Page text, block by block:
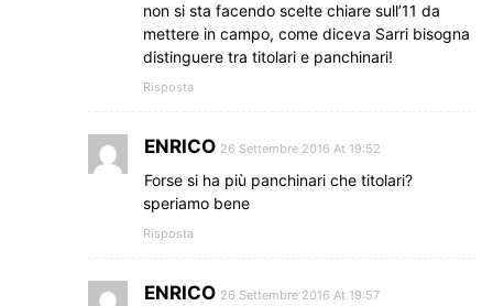
non si sta facendo scelte chiare sull’11 da
mettere in campo, come diceva Sarri bisogna
distinguere tra titolari e panchinari!
Risposta
ENRICO 26 Settembre 2016 At 19:52
Forse si ha più panchinari che titolari?
speriamo bene
Risposta
ENRICO 26 Settembre 2016 At 19:57